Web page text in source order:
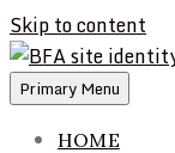
Skip to content
Bangladesh
ethics +
Primary Menu
HOME